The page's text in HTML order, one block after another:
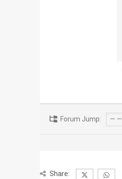
Forum Jump:
Share: